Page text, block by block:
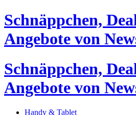
Schnäppchen,
Angebote von
Schnäppchen,
Angebote von
Handy & Tablet